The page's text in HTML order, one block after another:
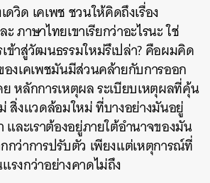
วิด เคเพช ชวนให้คิดถึงเรื่อง
ภาษาไทยเขาเรียกว่าอะไรนะ ใช่
ข้าสู่วัฒนธรรมใหม่รึเปล่า? คือผมคิด
องเคเพชมันมีส่วนคล้ายกับการออก
หลักการเหตุผล ระเบียบเหตุผลที่คุ้น
สิ่งแวดล้อมใหม่ ที่บางอย่างมันอยู่
และเราต้องอยู่ภายใต้อำนาจของมัน
กกว่าการปรับตัว เพียงแต่เหตุการณ์ที่
รงกว่าอย่างคาดไม่ถึง